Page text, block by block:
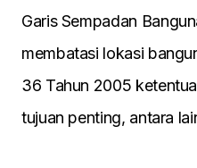
Garis Sempadan
membatasi lokasi
36 Tahun 2005
tujuan penting, antara